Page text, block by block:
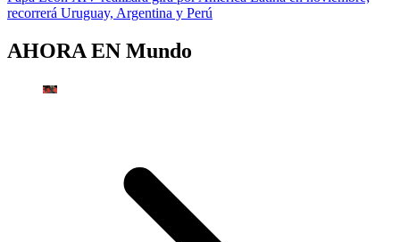
recorrerá Uruguay, Argentina y Perú
AHORA EN Mundo